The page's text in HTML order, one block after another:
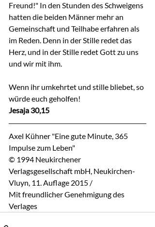
Freund!" In den Stunden des Schweigens
hatten die beiden Männer mehr an
Gemeinschaft und Teilhabe erfahren als
im Reden. Denn in der Stille redet das
Herz, und in der Stille redet Gott zu uns
und wir mit ihm.
Wenn ihr umkehrtet und stille bliebet, so
würde euch geholfen!
Jesaja 30,15
Axel Kühner "Eine gute Minute, 365
Impulse zum Leben"
© 1994 Neukirchener
Verlagsgesellschaft mbH, Neukirchen-
Vluyn, 11. Auflage 2015 /
Mit freundlicher Genehmigung des
Verlages